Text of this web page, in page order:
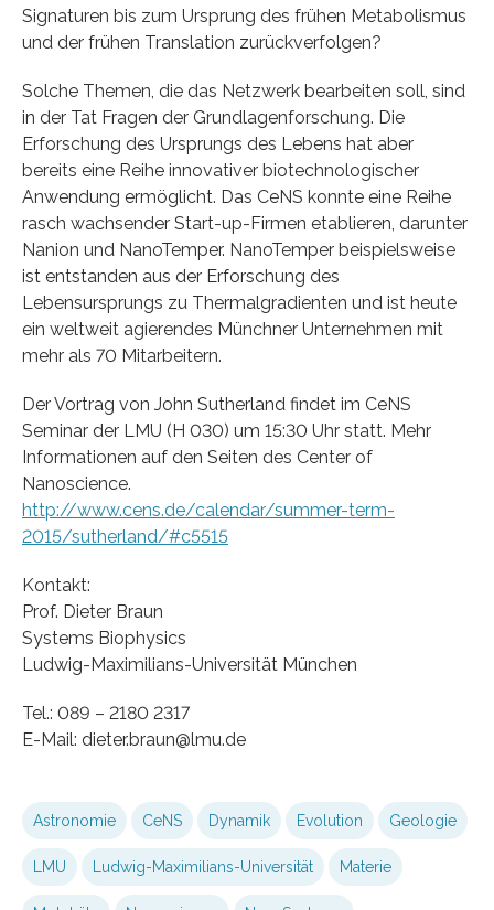
Signaturen bis zum Ursprung des frühen Metabolismus
und der frühen Translation zurückverfolgen?
Solche Themen, die das Netzwerk bearbeiten soll, sind
in der Tat Fragen der Grundlagenforschung. Die
Erforschung des Ursprungs des Lebens hat aber
bereits eine Reihe innovativer biotechnologischer
Anwendung ermöglicht. Das CeNS konnte eine Reihe
rasch wachsender Start-up-Firmen etablieren, darunter
Nanion und NanoTemper. NanoTemper beispielsweise
ist entstanden aus der Erforschung des
Lebensursprungs zu Thermalgradienten und ist heute
ein weltweit agierendes Münchner Unternehmen mit
mehr als 70 Mitarbeitern.
Der Vortrag von John Sutherland findet im CeNS
Seminar der LMU (H 030) um 15:30 Uhr statt. Mehr
Informationen auf den Seiten des Center of
Nanoscience.
http://www.cens.de/calendar/summer-term-
2015/sutherland/#c5515
Kontakt:
Prof. Dieter Braun
Systems Biophysics
Ludwig-Maximilians-Universität München
Tel.: 089 – 2180 2317
E-Mail: dieter.braun@lmu.de
Astronomie CeNS Dynamik Evolution Geologie
LMU Ludwig-Maximilians-Universität Materie